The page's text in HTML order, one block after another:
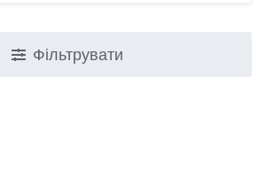
Фільтрувати